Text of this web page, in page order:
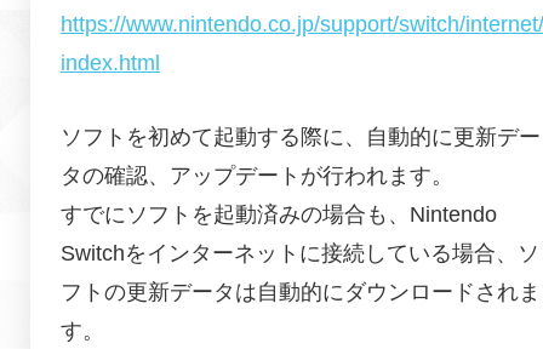
https://www.nintendo.co.jp/support/switch/internet/
index.html
ソフトを初めて起動する際に、自動的に更新デー
タの確認、アップデートが行われます。
すでにソフトを起動済みの場合も、Nintendo
Switchをインターネットに接続している場合、ソ
フトの更新データは自動的にダウンロードされま
す。